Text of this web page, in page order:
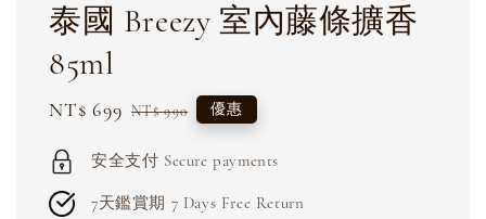
泰國 Breezy 室內藤條擴香
85ml
Sale
NT$ 699 Regular
NT$ 990 優惠
安全支付 Secure payments
7天鑑賞期 7 Days Free Return